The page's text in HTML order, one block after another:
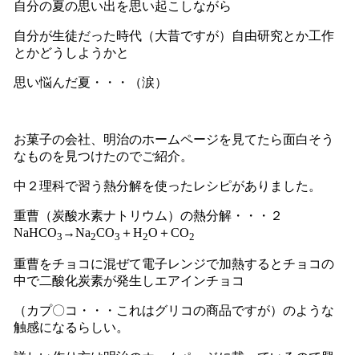
自分の夏の思い出を思い起こしながら
自分が生徒だった時代（大昔ですが）自由研究とか工作
とかどうしようかと
思い悩んだ夏・・・（涙）
お菓子の会社、明治のホームページを見てたら面白そう
なものを見つけたのでご紹介。
中２理科で習う熱分解を使ったレシピがありました。
重曹（炭酸水素ナトリウム）の熱分解・・・２
NaHCO3 →Na2CO3 ＋H2O＋CO2
重曹をチョコに混ぜて電子レンジで加熱するとチョコの
中で二酸化炭素が発生しエアインチョコ
（カプ〇コ・・・これはグリコの商品ですが）のような
触感になるらしい。